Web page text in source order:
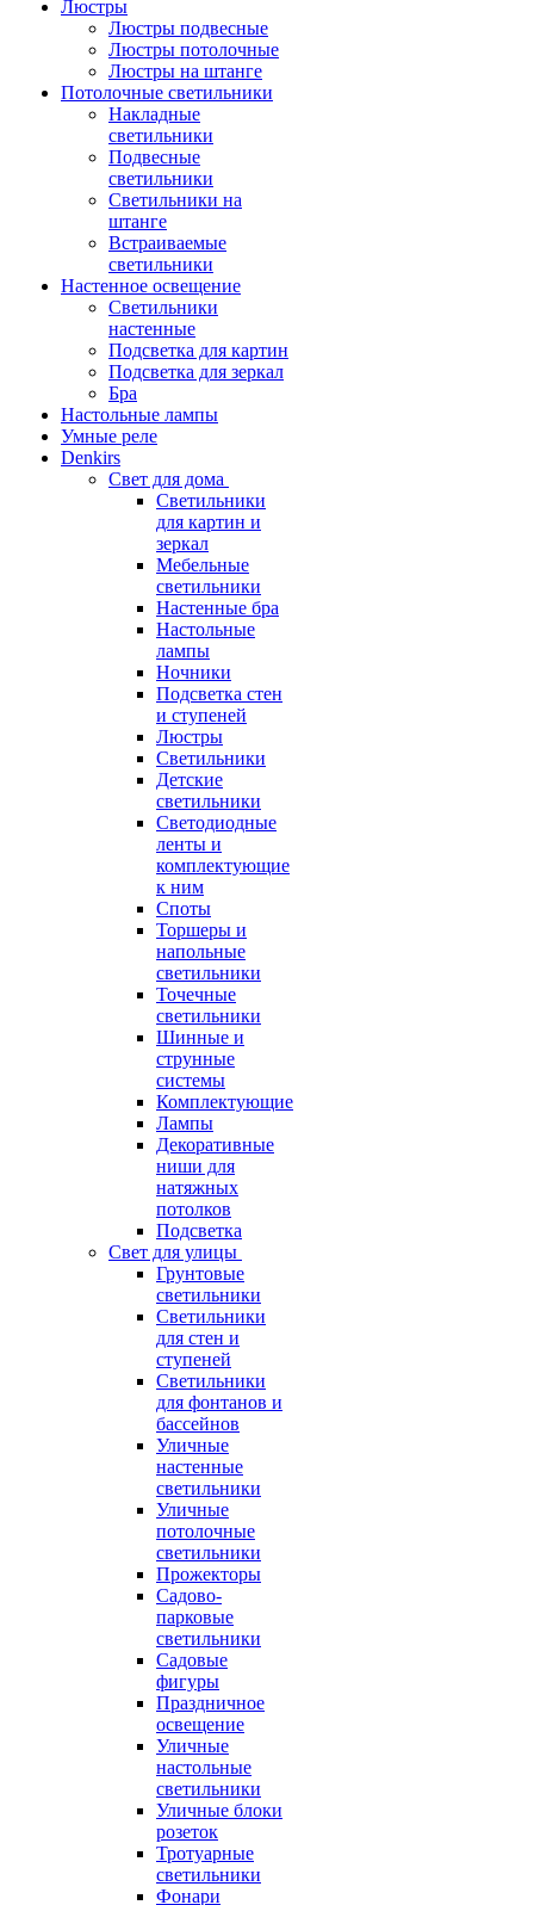
Люстры
Люстры подвесные
Люстры потолочные
Люстры на штанге
Потолочные светильники
Накладные
светильники
Подвесные
светильники
Светильники на
штанге
Встраиваемые
светильники
Настенное освещение
Светильники
настенные
Подсветка для картин
Подсветка для зеркал
Бра
Настольные лампы
Умные реле
Denkirs
Свет для дома
Светильники
для картин и
зеркал
Мебельные
светильники
Настенные бра
Настольные
лампы
Ночники
Подсветка стен
и ступеней
Люстры
Светильники
Детские
светильники
Светодиодные
ленты и
комплектующие
к ним
Споты
Торшеры и
напольные
светильники
Точечные
светильники
Шинные и
струнные
системы
Комплектующие
Лампы
Декоративные
ниши для
натяжных
потолков
Подсветка
Свет для улицы
Грунтовые
светильники
Светильники
для стен и
ступеней
Светильники
для фонтанов и
бассейнов
Уличные
настенные
светильники
Уличные
потолочные
светильники
Прожекторы
Садово-
парковые
светильники
Садовые
фигуры
Праздничное
освещение
Уличные
настольные
светильники
Уличные блоки
розеток
Тротуарные
светильники
Фонари